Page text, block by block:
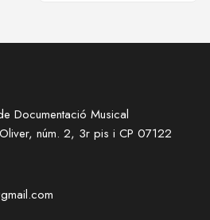
Documentació Musical
núm. 2, 3r pis i CP 07122